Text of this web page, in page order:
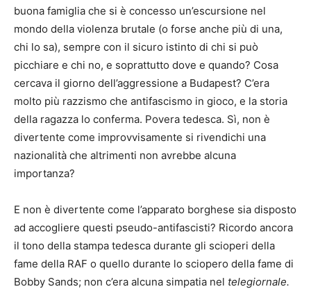
buona famiglia che si è concesso un’escursione nel
mondo della violenza brutale (o forse anche più di una,
chi lo sa), sempre con il sicuro istinto di chi si può
picchiare e chi no, e soprattutto dove e quando? Cosa
cercava il giorno dell’aggressione a Budapest? C’era
molto più razzismo che antifascismo in gioco, e la storia
della ragazza lo conferma. Povera tedesca. Sì, non è
divertente come improvvisamente si rivendichi una
nazionalità che altrimenti non avrebbe alcuna
importanza?
E non è divertente come l’apparato borghese sia disposto
ad accogliere questi pseudo-antifascisti? Ricordo ancora
il tono della stampa tedesca durante gli scioperi della
fame della RAF o quello durante lo sciopero della fame di
Bobby Sands; non c’era alcuna simpatia nel telegiornale.